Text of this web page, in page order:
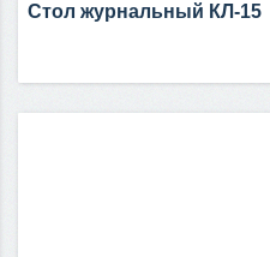
Стол журнальный КЛ-15